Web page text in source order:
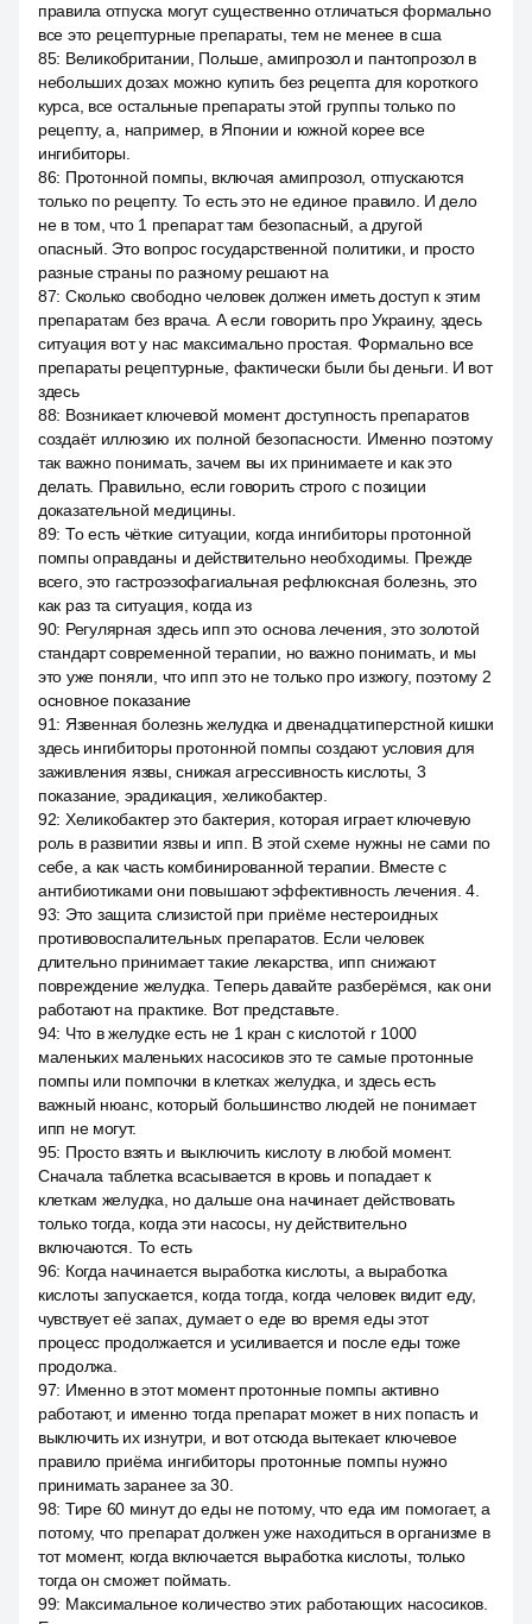
правила отпуска могут существенно отличаться формально
все это рецептурные препараты, тем не менее в сша
85: Великобритании, Польше, амипрозол и пантопрозол в
небольших дозах можно купить без рецепта для короткого
курса, все остальные препараты этой группы только по
рецепту, а, например, в Японии и южной корее все
ингибиторы.
86: Протонной помпы, включая амипрозол, отпускаются
только по рецепту. То есть это не единое правило. И дело
не в том, что 1 препарат там безопасный, а другой
опасный. Это вопрос государственной политики, и просто
разные страны по разному решают на
87: Сколько свободно человек должен иметь доступ к этим
препаратам без врача. А если говорить про Украину, здесь
ситуация вот у нас максимально простая. Формально все
препараты рецептурные, фактически были бы деньги. И вот
здесь
88: Возникает ключевой момент доступность препаратов
создаёт иллюзию их полной безопасности. Именно поэтому
так важно понимать, зачем вы их принимаете и как это
делать. Правильно, если говорить строго с позиции
доказательной медицины.
89: То есть чёткие ситуации, когда ингибиторы протонной
помпы оправданы и действительно необходимы. Прежде
всего, это гастроэзофагиальная рефлюксная болезнь, это
как раз та ситуация, когда из
90: Регулярная здесь ипп это основа лечения, это золотой
стандарт современной терапии, но важно понимать, и мы
это уже поняли, что ипп это не только про изжогу, поэтому 2
основное показание
91: Язвенная болезнь желудка и двенадцатиперстной кишки
здесь ингибиторы протонной помпы создают условия для
заживления язвы, снижая агрессивность кислоты, 3
показание, эрадикация, хеликобактер.
92: Хеликобактер это бактерия, которая играет ключевую
роль в развитии язвы и ипп. В этой схеме нужны не сами по
себе, а как часть комбинированной терапии. Вместе с
антибиотиками они повышают эффективность лечения. 4.
93: Это защита слизистой при приёме нестероидных
противовоспалительных препаратов. Если человек
длительно принимает такие лекарства, ипп снижают
повреждение желудка. Теперь давайте разберёмся, как они
работают на практике. Вот представьте.
94: Что в желудке есть не 1 кран с кислотой r 1000
маленьких маленьких насосиков это те самые протонные
помпы или помпочки в клетках желудка, и здесь есть
важный нюанс, который большинство людей не понимает
ипп не могут.
95: Просто взять и выключить кислоту в любой момент.
Сначала таблетка всасывается в кровь и попадает к
клеткам желудка, но дальше она начинает действовать
только тогда, когда эти насосы, ну действительно
включаются. То есть
96: Когда начинается выработка кислоты, а выработка
кислоты запускается, когда тогда, когда человек видит еду,
чувствует её запах, думает о еде во время еды этот
процесс продолжается и усиливается и после еды тоже
продолжа.
97: Именно в этот момент протонные помпы активно
работают, и именно тогда препарат может в них попасть и
выключить их изнутри, и вот отсюда вытекает ключевое
правило приёма ингибиторы протонные помпы нужно
принимать заранее за 30.
98: Тире 60 минут до еды не потому, что еда им помогает, а
потому, что препарат должен уже находиться в организме в
тот момент, когда включается выработка кислоты, только
тогда он сможет поймать.
99: Максимальное количество этих работающих насосиков.